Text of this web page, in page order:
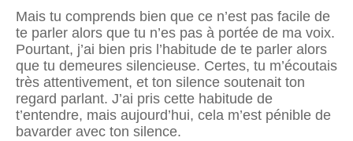
Mais tu comprends bien que ce n’est pas facile de
te parler alors que tu n’es pas à portée de ma voix.
Pourtant, j’ai bien pris l’habitude de te parler alors
que tu demeures silencieuse. Certes, tu m’écoutais
très attentivement, et ton silence soutenait ton
regard parlant. J’ai pris cette habitude de
t’entendre, mais aujourd’hui, cela m’est pénible de
bavarder avec ton silence.